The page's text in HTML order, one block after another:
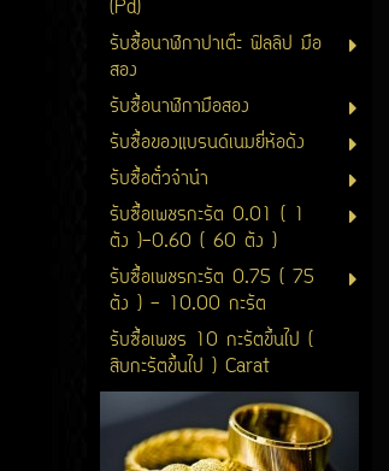
(Pd)
รับซื้อนาฬิกาปาเต๊ะ ฟิลลิป มือ
สอง
รับซื้อนาฬิกามือสอง
รับซื้อของแบรนด์เนมยี่ห้อดัง
รับซื้อตั๋วจำนำ
รับซื้อเพชรกะรัต 0.01 ( 1
ตัง )-0.60 ( 60 ตัง )
รับซื้อเพชรกะรัต 0.75 ( 75
ตัง ) - 10.00 กะรัต
รับซื้อเพชร 10 กะรัตขึ้นไป (
สิบกะรัตขึ้นไป ) Carat